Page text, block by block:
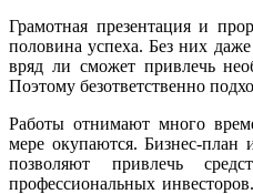
Грамотная презентация и
половина успеха. Без них
вряд ли сможет привлечь
Поэтому безответственно
Работы отнимают много
мере окупаются. Бизнес-план
позволяют привлечь
профессиональных